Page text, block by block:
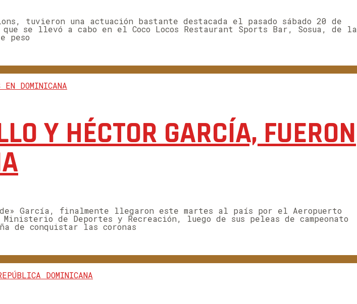
tuvieron una actuación bastante destacada el pasado sábado 20 de
se llevó a cabo en el Coco Locos Restaurant Sports Bar, Sosua, de la
peso
Y HÉCTOR GARCÍA, FUERON
García, finalmente llegaron este martes al país por el Aeropuerto
de Deportes y Recreación, luego de sus peleas de campeonato
de conquistar las coronas